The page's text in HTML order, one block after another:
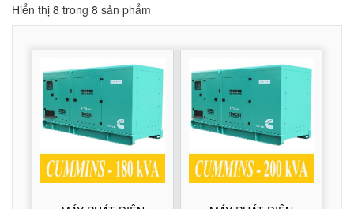
Hiển thị 8 trong 8 sản phẩm